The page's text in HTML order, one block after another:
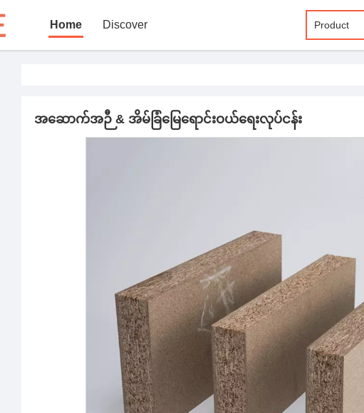
Home Discover Product
အဆောက်အဉီ & အိမ်ခြံမြေရောင်းဝယ်ရေးလုပ်ငန်း